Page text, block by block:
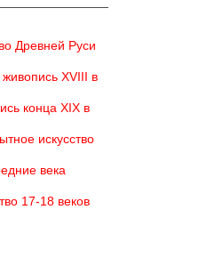
Древней Руси
живопись XVIII в
конца XIX в
искусство
века
17-18 веков